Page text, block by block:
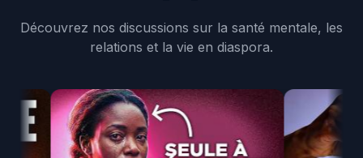
Découvrez nos discussions sur la santé mentale, les
relations et la vie en diaspora.